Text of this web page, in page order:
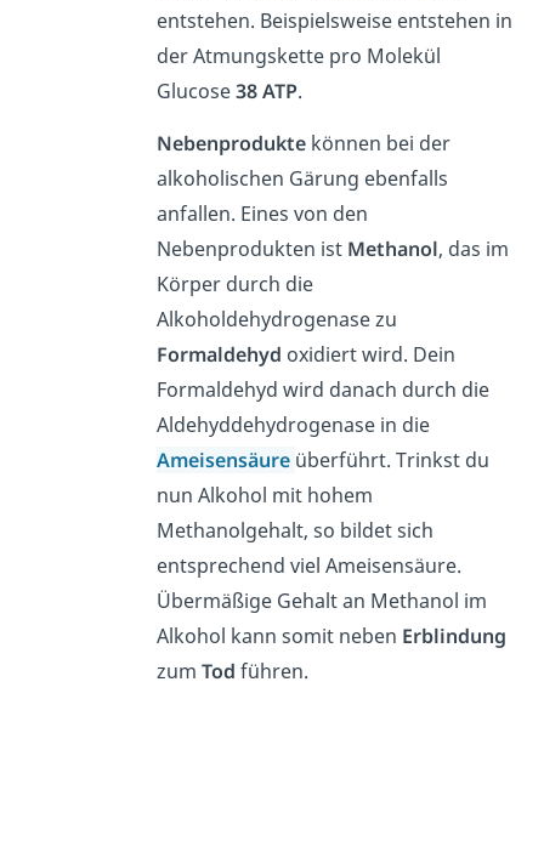
entstehen. Beispielsweise entstehen in
der Atmungskette pro Molekül
Glucose38 ATP.
Nebenprodukte können bei der
alkoholischen Gärung ebenfalls
anfallen. Eines von den
Nebenprodukten ist Methanol, das im
Körper durch die
Alkoholdehydrogenase zu
Formaldehyd oxidiert wird. Dein
Formaldehyd wird danach durch die
Aldehyddehydrogenase in die
Ameisensäure überführt. Trinkst du
nun Alkohol mit hohem
Methanolgehalt, so bildet sich
entsprechend viel Ameisensäure.
Übermäßige Gehalt an Methanol im
Alkohol kann somit neben Erblindung
zumTod führen.